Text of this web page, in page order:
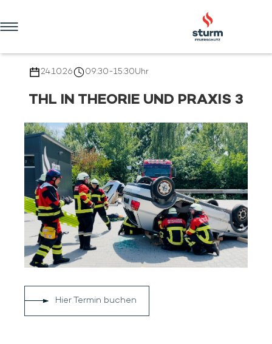
UNTERNEHMEN
VERTRIEB
DIENSTLEISTUNGEN
AUSBILDUNG & TRAINING
ONLINE-SHOP
KONTAKT
24.10.26 09:30-15:30Uhr
THL IN THEORIE UND PRAXIS 3
Hier Termin buchen